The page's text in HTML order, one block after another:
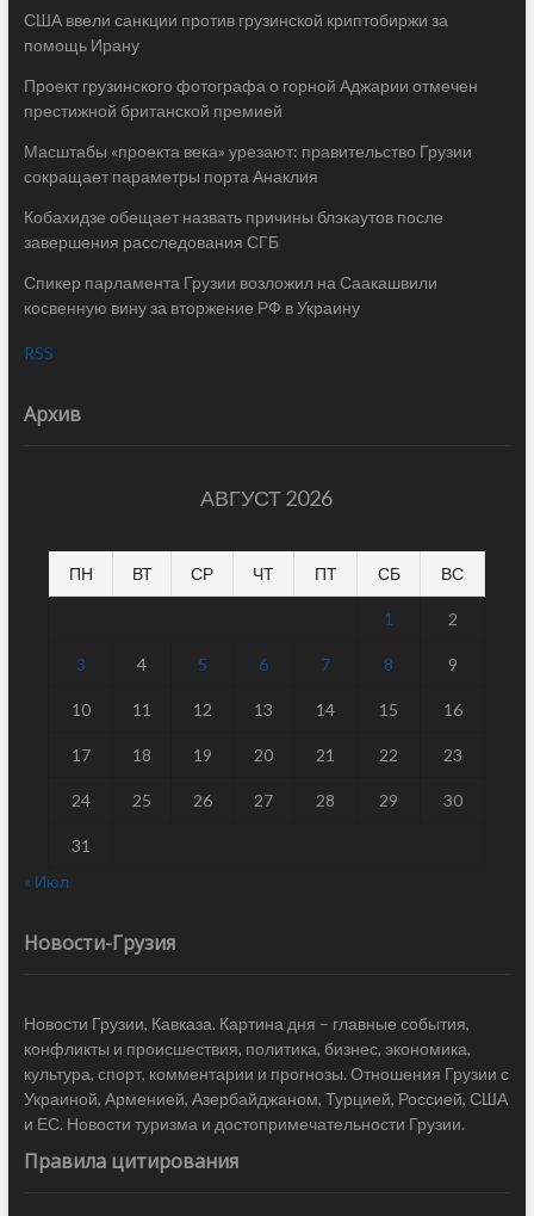
США ввели санкции против грузинской криптобиржи за
помощь Ирану
Проект грузинского фотографа о горной Аджарии отмечен
престижной британской премией
Масштабы «проекта века» урезают: правительство Грузии
сокращает параметры порта Анаклия
Кобахидзе обещает назвать причины блэкаутов после
завершения расследования СГБ
Спикер парламента Грузии возложил на Саакашвили
косвенную вину за вторжение РФ в Украину
RSS
Архив
АВГУСТ 2026
ПН ВТ СР ЧТ ПТ СБ ВС
1 2
3 4 5 6 7 8 9
10 11 12 13 14 15 16
17 18 19 20 21 22 23
24 25 26 27 28 29 30
31
« Июл
Новости-Грузия
Новости Грузии, Кавказа. Картина дня – главные события,
конфликты и происшествия, политика, бизнес, экономика,
культура, спорт, комментарии и прогнозы. Отношения Грузии с
Украиной, Арменией, Азербайджаном, Турцией, Россией, США
и ЕС. Новости туризма и достопримечательности Грузии.
Правила цитирования